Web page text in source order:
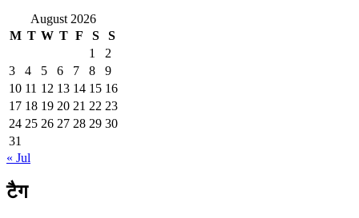
August 2026
M T W T F S
S
1
2
3
4 5 6 7 8
9
10 11 12 13 14 15 16
17 18 19 20 21 22 23
24 25 26 27 28 29 30
31
« Jul
टैग